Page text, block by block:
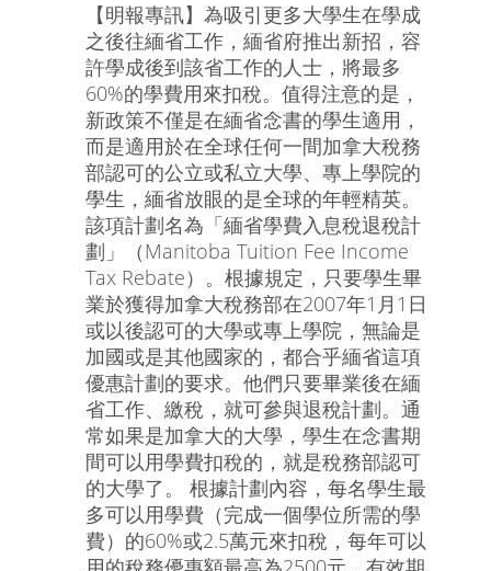
【明報專訊】為吸引更多大學生在學成
之後往緬省工作，緬省府推出新招，容
許學成後到該省工作的人士，將最多
60%的學費用來扣稅。值得注意的是，
新政策不僅是在緬省念書的學生適用，
而是適用於在全球任何一間加拿大稅務
部認可的公立或私立大學、專上學院的
學生，緬省放眼的是全球的年輕精英。
該項計劃名為「緬省學費入息稅退稅計
劃」（Manitoba Tuition Fee Income
Tax Rebate）。根據規定，只要學生畢
業於獲得加拿大稅務部在2007年1月1日
或以後認可的大學或專上學院，無論是
加國或是其他國家的，都合乎緬省這項
優惠計劃的要求。他們只要畢業後在緬
省工作、繳稅，就可參與退稅計劃。通
常如果是加拿大的大學，學生在念書期
間可以用學費扣稅的，就是稅務部認可
的大學了。 根據計劃內容，每名學生最
多可以用學費（完成一個學位所需的學
費）的60%或2.5萬元來扣稅，每年可以